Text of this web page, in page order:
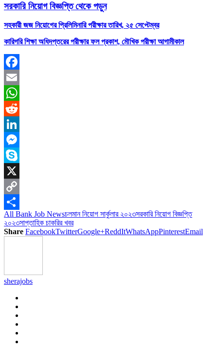
সরকারি নিয়োগ বিজ্ঞপ্তি থেকে পড়ুন
সহকারী জজ নিয়োগের প্রিলিমিনারি পরীক্ষার তারিখ, ২৫ সেপ্টেম্বর
কারিগরি শিক্ষা অধিদপ্তরের পরীক্ষার ফল প্রকাশ, মৌখিক পরীক্ষা আগামীকাল
Facebook
Email
WhatsApp
Reddit
LinkedIn
Messenger
Skype
X
Copy
Link
Share
All Bank Job Newsচলমান নিয়োগ সার্কুলার ২০২৩সরকারি নিয়োগ বিজ্ঞপ্তি
২০২৩সাপ্তাহিক চাকরির খবর
Share FacebookTwitterGoogle+ReddItWhatsAppPinterestEmail
sherajobs